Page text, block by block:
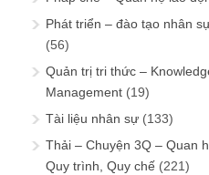
Phát triển – đào tạo nhân
(56)
Quản trị tri thức –
Management (19)
Tài liệu nhân sự (133)
Thải – Chuyện 3Q – Quan
Quy trình, Quy chế (221)